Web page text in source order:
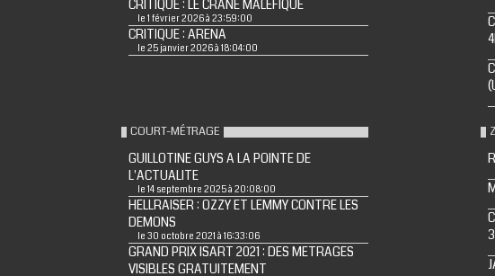
CRITIQUE : LE CRÂNE MALÉFIQUE
le 1 février 2026 à 23:59:00
CRITIQUE : ARENA
le 25 janvier 2026 à 18:04:00
COURT-MÉTRAGE
GUILLOTINE GUYS A LA POINTE DE
L'ACTUALITE
le 14 septembre 2025 à 20:08:00
HELLRAISER : OZZY ET LEMMY CONTRE LES
DEMONS
le 30 octobre 2021 à 16:33:06
GRAND PRIX ISART 2021 : DES METRAGES
VISIBLES GRATUITEMENT
3